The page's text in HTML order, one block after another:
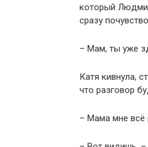
который
сразу
– Мам, ты уже
Катя кивнула,
что разговор
– Мама мне всё